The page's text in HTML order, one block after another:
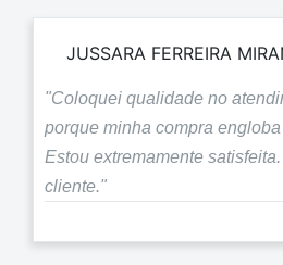
JUSSARA FERREIRA
"Coloquei qualidade no
porque minha compra
Estou extremamente
cliente."